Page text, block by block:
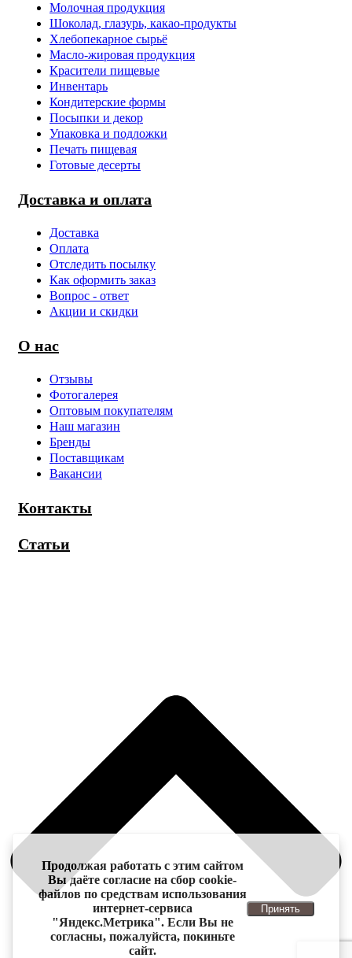
Молочная продукция
Шоколад, глазурь, какао-продукты
Хлебопекарное сырьё
Масло-жировая продукция
Красители пищевые
Инвентарь
Кондитерские формы
Посыпки и декор
Упаковка и подложки
Печать пищевая
Готовые десерты
Доставка и оплата
Доставка
Оплата
Отследить посылку
Как оформить заказ
Вопрос - ответ
Акции и скидки
О нас
Отзывы
Фотогалерея
Оптовым покупателям
Наш магазин
Бренды
Поставщикам
Вакансии
Контакты
Статьи
Продолжая работать с этим сайтом
Вы даёте согласие на сбор cookie-
файлов по средствам использования
интернет-сервиса
"Яндекс.Метрика". Если Вы не
согласны, пожалуйста, покиньте
сайт.
Принять